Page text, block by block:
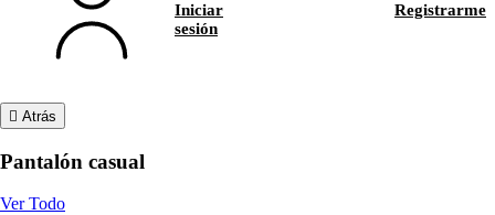
Iniciar
sesión
Registrarme
Atrás
Pantalón casual
Ver Todo